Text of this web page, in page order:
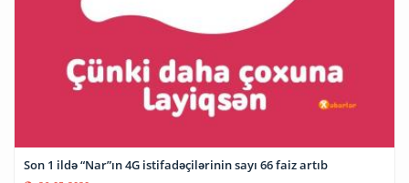
Son 1 ildə “Nar”ın 4G istifadəçilərinin sayı 66 faiz artıb